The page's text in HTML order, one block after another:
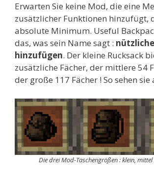
Erwarten Sie keine Mod, die eine
zusätzlicher Funktionen hinzufügt,
absolute Minimum. Useful
das, was sein Name sagt :
hinzufügen. Der kleine Rucksack
zusätzliche Fächer, der mittlere 54
der große 117 Fächer ! So sehen sie
Die drei Mod-Taschengrößen : klein,